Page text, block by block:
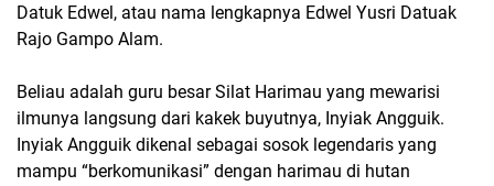
Datuk Edwel, atau nama lengkapnya Edwel Yusri Datuak
Rajo Gampo Alam.
Beliau adalah guru besar Silat Harimau yang mewarisi
ilmunya langsung dari kakek buyutnya, Inyiak Angguik.
Inyiak Angguik dikenal sebagai sosok legendaris yang
mampu “berkomunikasi” dengan harimau di hutan